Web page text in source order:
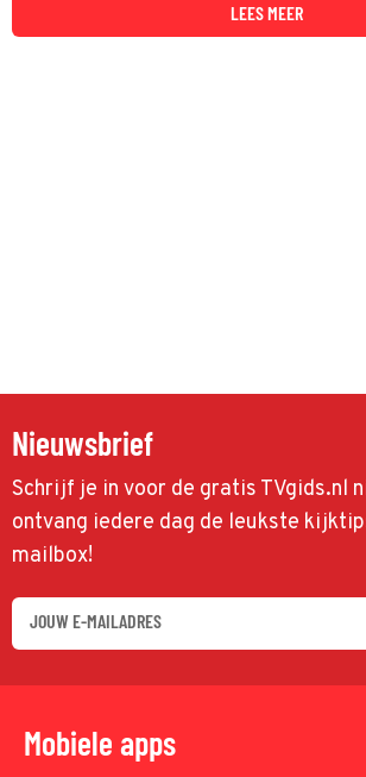
LEES MEER
Nieuwsbrief
Schrijf je in voor de gratis TVgids.nl
ontvang iedere dag de leukste
mailbox!
Mobiele apps